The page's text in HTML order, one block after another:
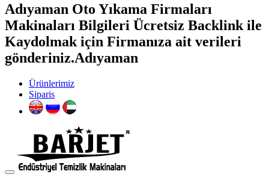
Adıyaman Oto Yıkama Firmaları
Makinaları Bilgileri Ücretsiz Backlink ile
Kaydolmak için Firmanıza ait verileri
gönderiniz.Adıyaman
Ürünlerimiz
Siparis